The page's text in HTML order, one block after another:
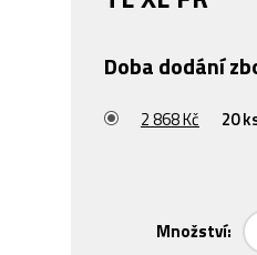
Doba dodání
2 868 Kč 20
Množství: